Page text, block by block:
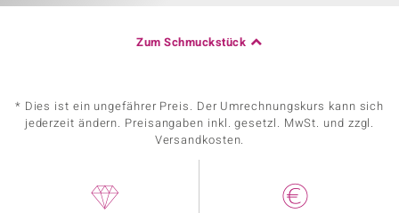
Zum Schmuckstück
* Dies ist ein ungefährer Preis. Der Umrechnungskurs kann sich
jederzeit ändern. Preisangaben inkl. gesetzl. MwSt. und zzgl.
Versandkosten.